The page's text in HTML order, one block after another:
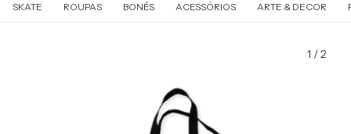
SKATE ROUPAS BONÉS ACESSÓRIOS ARTE & DECOR
1 /2